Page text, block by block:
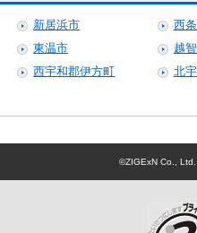
新居浜市
西
東温市
越
西宇和郡伊方町
北
©ZIGExN Co., Ltd.